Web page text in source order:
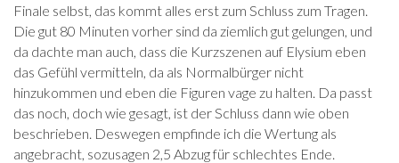
Finale selbst, das kommt alles erst zum Schluss zum Tragen.
Die gut 80 Minuten vorher sind da ziemlich gut gelungen, und
da dachte man auch, dass die Kurzszenen auf Elysium eben
das Gefühl vermitteln, da als Normalbürger nicht
hinzukommen und eben die Figuren vage zu halten. Da passt
das noch, doch wie gesagt, ist der Schluss dann wie oben
beschrieben. Deswegen empfinde ich die Wertung als
angebracht, sozusagen 2,5 Abzug für schlechtes Ende.